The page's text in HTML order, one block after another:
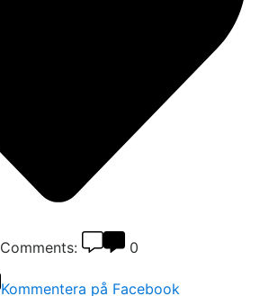
Comments: 0
Kommentera på Facebook